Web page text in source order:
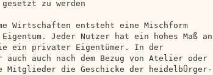
zu werden
Wirtschaften entsteht eine Mischform
Jeder Nutzer hat ein hohes Maß an
ein privater Eigentümer. In der
auch auch nach dem Bezug von Atelier oder
Mitglieder die Geschicke der heidelbÜrger-